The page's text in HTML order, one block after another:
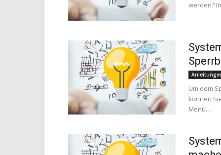
werden?
Um dem
können
Menü...